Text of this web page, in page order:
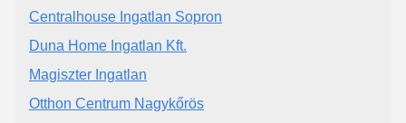
Centralhouse Ingatlan Sopron
Duna Home Ingatlan Kft.
Magiszter Ingatlan
Otthon Centrum Nagykőrös